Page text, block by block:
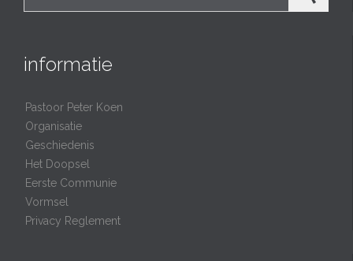
informatie
Pastoor Peter Koen
Organisatie
Geschiedenis
Het Doopsel
Eerste Communie
Vormsel
Privacy Reglement